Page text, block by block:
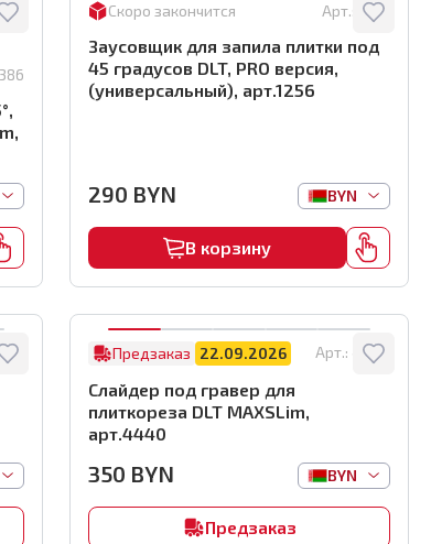
Скоро закончится Арт.: 1256
Заусовщик для запила плитки под
45 градусов DLT, PRO версия,
(универсальный), арт.1256
290 BYN BYN
В корзину
Предзаказ 22.09.2026 Арт.: 4440
Слайдер под гравер для
плиткореза DLT MAXSLim,
арт.4440
350 BYN BYN
Предзаказ